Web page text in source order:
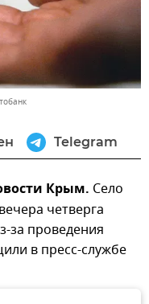
Telegram
Крым. Село
четверга
за проведения
в пресс-службе